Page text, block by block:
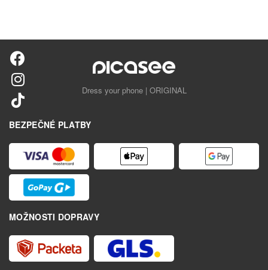
Dress your phone | ORIGINAL
BEZPEČNÉ PLATBY
MOŽNOSTI DOPRAVY